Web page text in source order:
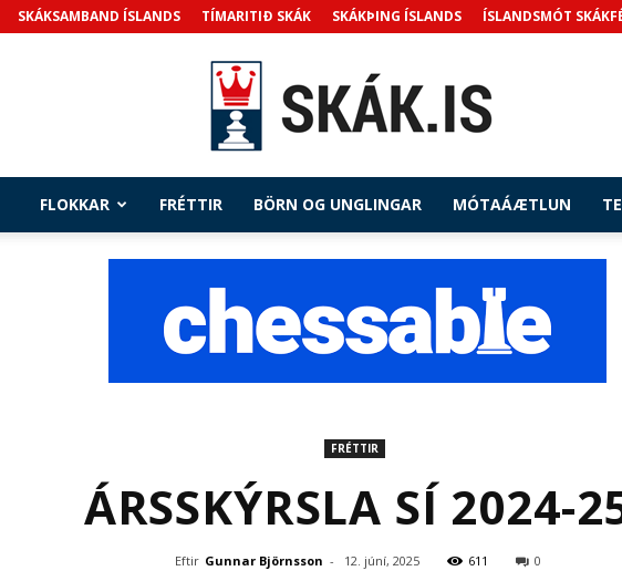
SKÁKSAMBAND ÍSLANDS TÍMARITIÐ SKÁK SKÁKÞING ÍSLANDS ÍSLANDSMÓT
FLOKKAR FRÉTTIR BÖRN OG UNGLINGAR MÓTAÁÆTLUN
FRÉTTIR
ÁRSSKÝRSLA SÍ 2024-
Eftir Gunnar Björnsson - 12. júní, 2025 611 0